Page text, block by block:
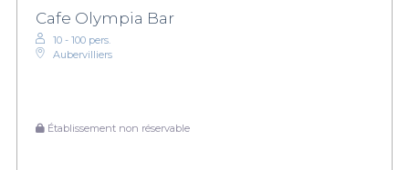
Cafe Olympia Bar
10 - 100 pers.
Aubervilliers
Établissement non réservable